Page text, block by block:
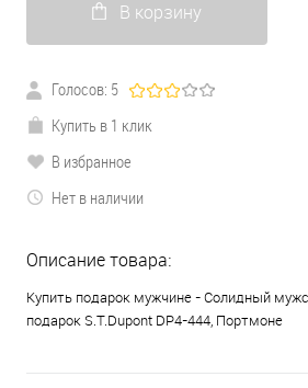
В корзину
Голосов: 5
Купить в 1 клик
В избранное
Нет в наличии
Описание товара:
Купить подарок мужчине - Солидный
подарок S.T.Dupont DP4-444, Портмоне